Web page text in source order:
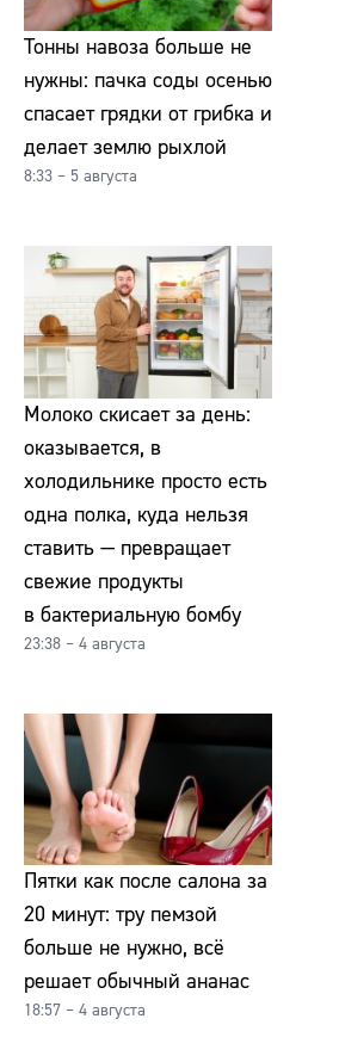
Тонны навоза больше не
нужны: пачка соды осенью
спасает грядки от грибка и
делает землю рыхлой
8:33 – 5 августа
Молоко скисает за день:
оказывается, в
холодильнике просто есть
одна полка, куда нельзя
ставить — превращает
свежие продукты
в бактериальную бомбу
23:38 – 4 августа
Пятки как после салона за
20 минут: тру пемзой
больше не нужно, всё
решает обычный ананас
18:57 – 4 августа